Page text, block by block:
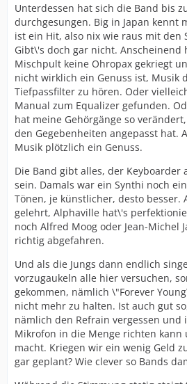
Unterdessen hat sich die Band bis
durchgesungen. Big in Japan kennt
ist ein Hit, also nix wie raus mit den
Gibt\'s doch gar nicht. Anscheinend
Mischpult keine Ohropax gekriegt
nicht wirklich ein Genuss ist, Musik
Tiefpassfilter zu hören. Oder
Manual zum Equalizer gefunden.
hat meine Gehörgänge so
den Gegebenheiten angepasst hat.
Musik plötzlich ein Genuss.
Die Band gibt alles, der Keyboarder
sein. Damals war ein Synthi noch
Tönen, je künstlicher, desto besser.
gelehrt, Alphaville hat\'s
noch Alfred Moog oder Jean-Michel
richtig abgefahren.
Und als die Jungs dann endlich
vorzugaukeln alle hier versuchen,
gekommen, nämlich \"Forever
nicht mehr zu halten. Ist auch gut
nämlich den Refrain vergessen und
Mikrofon in die Menge richten kann
macht. Kriegen wir ein wenig Geld
gar geplant? Wie clever so Bands